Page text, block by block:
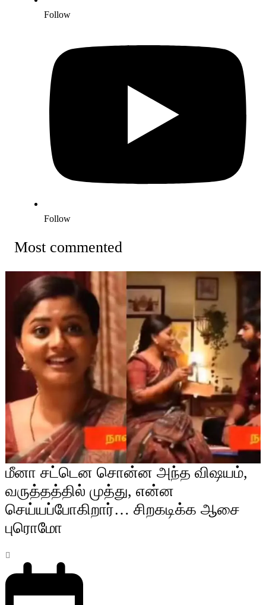
Follow
Follow
Most commented
மீனா சட்டென சொன்ன அந்த விஷயம்,
வருத்தத்தில் முத்து, என்ன
செய்யப்போகிறார்… சிறகடிக்க ஆசை
புரொமோ